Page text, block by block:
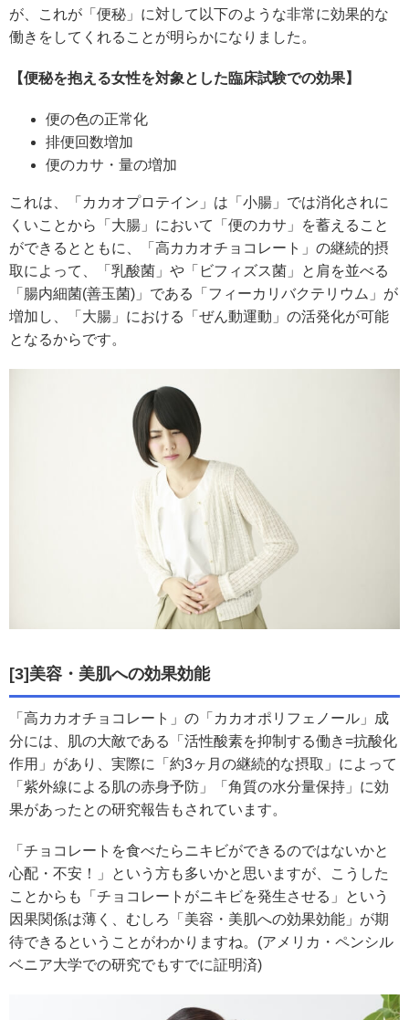
が、これが「便秘」に対して以下のような非常に効果的な
働きをしてくれることが明らかになりました。
【便秘を抱える女性を対象とした臨床試験での効果】
便の色の正常化
排便回数増加
便のカサ・量の増加
これは、「カカオプロテイン」は「小腸」では消化されに
くいことから「大腸」において「便のカサ」を蓄えること
ができるとともに、「高カカオチョコレート」の継続的摂
取によって、「乳酸菌」や「ビフィズス菌」と肩を並べる
「腸内細菌(善玉菌)」である「フィーカリバクテリウム」が
増加し、「大腸」における「ぜん動運動」の活発化が可能
となるからです。
[3]美容・美肌への効果効能
「高カカオチョコレート」の「カカオポリフェノール」成
分には、肌の大敵である「活性酸素を抑制する働き=抗酸化
作用」があり、実際に「約3ヶ月の継続的な摂取」によって
「紫外線による肌の赤身予防」「角質の水分量保持」に効
果があったとの研究報告もされています。
「チョコレートを食べたらニキビができるのではないかと
心配・不安！」という方も多いかと思いますが、こうした
ことからも「チョコレートがニキビを発生させる」という
因果関係は薄く、むしろ「美容・美肌への効果効能」が期
待できるということがわかりますね。(アメリカ・ペンシル
ベニア大学での研究でもすでに証明済)